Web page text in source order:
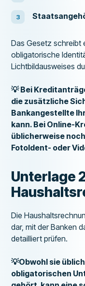
Das Gesetz schreibt
obligatorische
Lichtbildausweises
💡 Bei
die zusätzliche
Bankangestellte
kann. Bei Online-
üblicherweise
FotoIdent- oder
Unterlage
Die
dar, mit der Banken
detailliert prüfen.
💡Obwohl sie
obligatorischen